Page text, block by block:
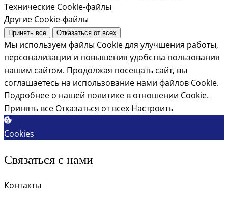
Технические Cookie-файлы
Другие Cookie-файлы
Принять все Отказаться от всех
Мы используем файлы Cookie для улучшения работы,
персонализации и повышения удобства пользования
нашим сайтом. Продолжая посещать сайт, вы
соглашаетесь на использование нами файлов Cookie.
Подробнее о нашей политике в отношении Cookie.
Принять все Отказаться от всех Настроить
Cookies
Связаться с нами
Контакты